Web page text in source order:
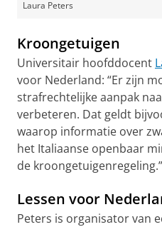
Laura Peters
Kroongetuigen
Universitair hoofddocent
voor Nederland: “Er zijn
strafrechtelijke aanpak
verbeteren. Dat geldt
waarop informatie over
het Italiaanse openbaar
de kroongetuigenregeling.”
Lessen voor
Peters is organisator van